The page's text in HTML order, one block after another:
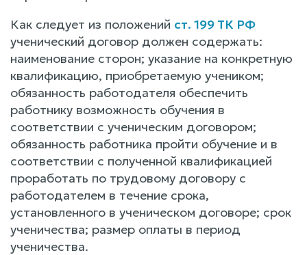
Как следует из положений ст. 199 ТК РФ
ученический договор должен содержать:
наименование сторон; указание на конкретную
квалификацию, приобретаемую учеником;
обязанность работодателя обеспечить
работнику возможность обучения в
соответствии с ученическим договором;
обязанность работника пройти обучение и в
соответствии с полученной квалификацией
проработать по трудовому договору с
работодателем в течение срока,
установленного в ученическом договоре; срок
ученичества; размер оплаты в период
ученичества.